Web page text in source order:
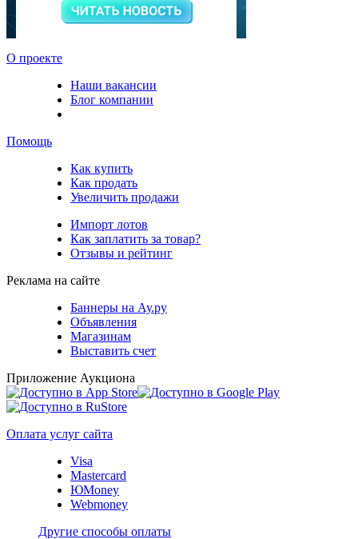
О проекте
Наши вакансии
Блог компании
Помощь
Как купить
Как продать
Увеличить продажи
Импорт лотов
Как заплатить за товар?
Отзывы и рейтинг
Реклама на сайте
Баннеры на Ау.ру
Объявления
Магазинам
Выставить счет
Приложение Аукциона
Оплата услуг сайта
Visa
Mastercard
ЮMoney
Webmoney
Другие способы оплаты